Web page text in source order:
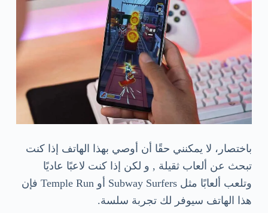
باختصار، لا يمكنني حقًا أن أوصي بهذا الهاتف إذا كنت
تبحث عن ألعاب ثقيلة , و لكن إذا كنت لاعبًا عاديًا
وتلعب ألعابًا مثل Subway Surfers أو Temple Run فإن
هذا الهاتف سيوفر لك تجربة سلسة.